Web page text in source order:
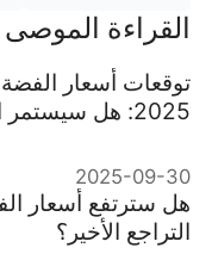
القراءة الموصى
توقعات أسعار الفضة
2025: هل سيستمر الارتفاع؟
2025-09-30
هل سترتفع أسعار
التراجع الأخير؟